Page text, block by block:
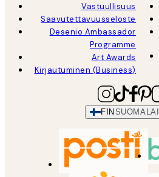
Vastuullisuus
Saavutettavuusseloste
Desenio Ambassador
Programme
Art Awards
Kirjautuminen (Business)
FIN